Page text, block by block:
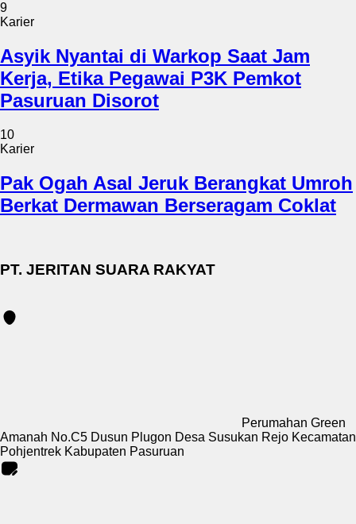
9
Karier
Asyik Nyantai di Warkop Saat Jam
Kerja, Etika Pegawai P3K Pemkot
Pasuruan Disorot
10
Karier
Pak Ogah Asal Jeruk Berangkat Umroh
Berkat Dermawan Berseragam Coklat
PT. JERITAN SUARA RAKYAT
Perumahan Green
Amanah No.C5 Dusun Plugon Desa Susukan Rejo Kecamatan
Pohjentrek Kabupaten Pasuruan